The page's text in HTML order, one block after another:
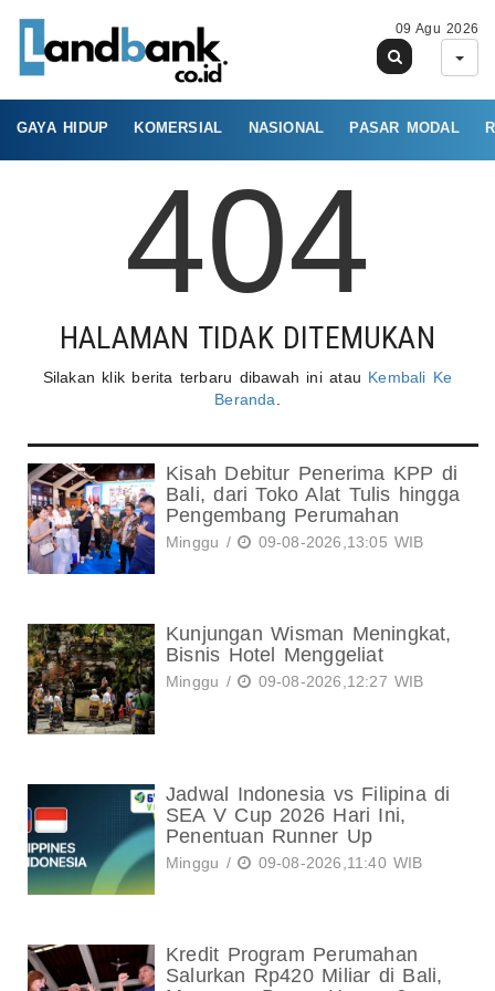
09 Agu 2026
GAYA HIDUP KOMERSIAL NASIONAL PASAR MODAL
404
HALAMAN TIDAK DITEMUKAN
Silakan klik berita terbaru dibawah ini atau Kembali Ke
Beranda
Kisah Debitur Penerima KPP di
Bali, dari Toko Alat Tulis hingga
Pengembang Perumahan
Minggu / 09-08-2026,13:05 WIB
Kunjungan Wisman Meningkat,
Bisnis Hotel Menggeliat
Minggu / 09-08-2026,12:27 WIB
Jadwal Indonesia vs Filipina di
SEA V Cup 2026 Hari Ini,
Penentuan Runner Up
Minggu / 09-08-2026,11:40 WIB
Kredit Program Perumahan
Salurkan Rp420 Miliar di Bali,